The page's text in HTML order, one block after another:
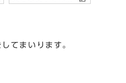
てまいります。